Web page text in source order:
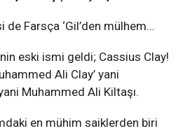
de Farsça ‘Gil’den mülhem…
eski ismi geldi; Cassius Clay!
Ali Clay’ yani
Muhammed Ali Kiltaşı.
en mühim saiklerden biri